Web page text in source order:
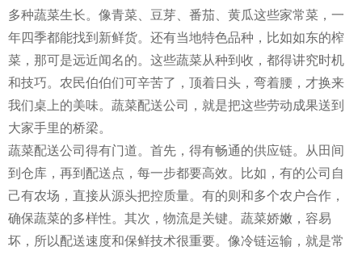
多种蔬菜生长。像青菜、豆芽、番茄、黄瓜这些家常菜，一
年四季都能找到新鲜货。还有当地特色品种，比如如东的榨
菜，那可是远近闻名的。这些蔬菜从种到收，都得讲究时机
和技巧。农民伯伯们可辛苦了，顶着日头，弯着腰，才换来
我们桌上的美味。蔬菜配送公司，就是把这些劳动成果送到
大家手里的桥梁。
蔬菜配送公司得有门道。首先，得有畅通的供应链。从田间
到仓库，再到配送点，每一步都要高效。比如，有的公司自
己有农场，直接从源头把控质量。有的则和多个农户合作，
确保蔬菜的多样性。其次，物流是关键。蔬菜娇嫩，容易
坏，所以配送速度和保鲜技术很重要。像冷链运输，就是常